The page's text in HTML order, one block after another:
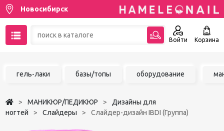
Новосибирск
Войти Корзина
Чат в MAX
гель-лаки базы/топы оборудование
МАНИКЮР/ПЕДИКЮР
Дизайны для
ногтей
Слайдеры Слайдер-дизайн IBDI (Группа)